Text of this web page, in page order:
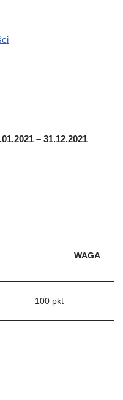
– 31.12.2021
WAGA
100 pkt